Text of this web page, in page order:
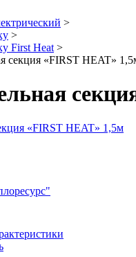
>
>
First Heat >
секция «FIRST HEAT»